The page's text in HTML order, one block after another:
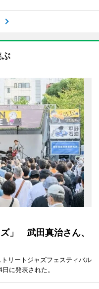
」 武田真治さん、
リートジャズフェスティバル
に発表された。